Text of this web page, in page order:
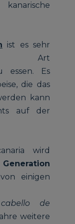
ist es sehr
Art
essen. Es
die das
kann
auf der
wird
einigen
cabello de
weitere